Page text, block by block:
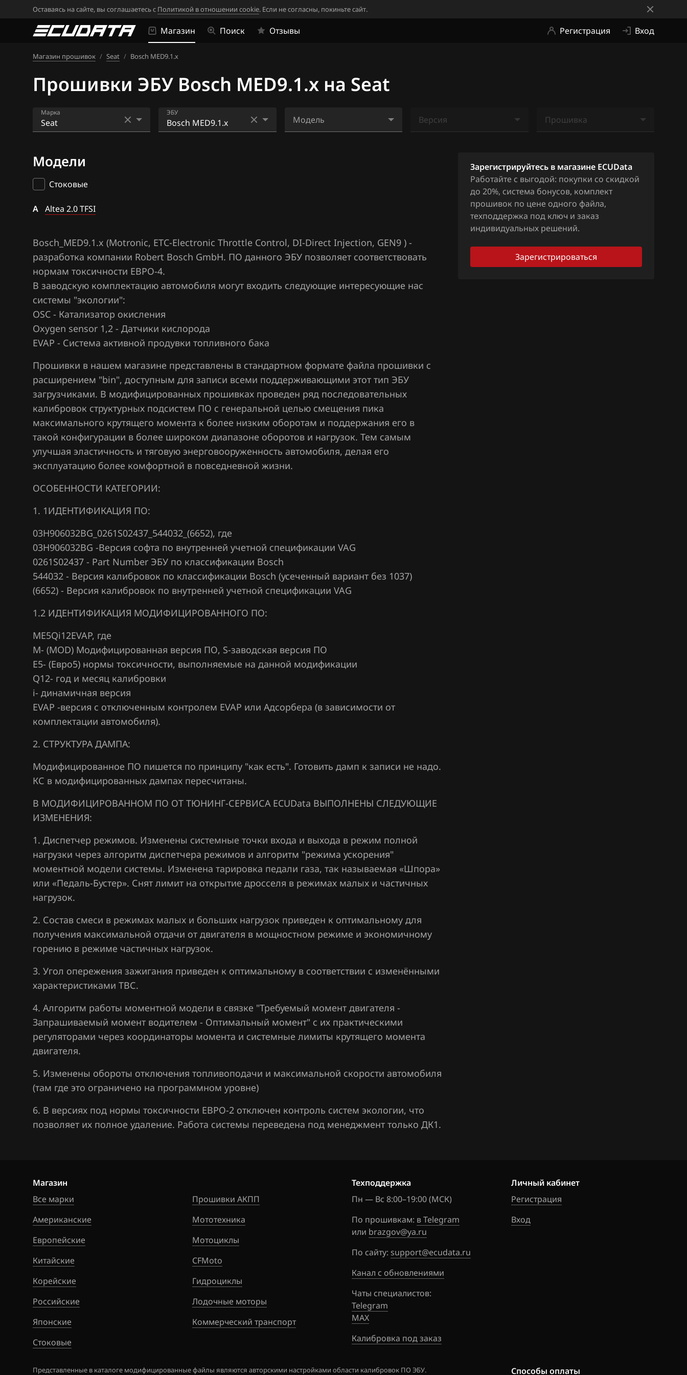
Оставаясь на сайте, вы соглашаетесь с Политикой в отношении cookie. Если не согласны, покиньте сайт.
Магазин Поиск Отзывы Регистрация Вход
Магазин прошивок / Seat / Bosch MED9.1.x
Прошивки ЭБУ Bosch MED9.1.x на Seat
Марка
Alfa Romeo
ATLAS
Audi
BAW
Bentley
BMW
Brilliance
BYD
Cadillac
Changan
Chenglong
Chery
Chevrolet
Chrysler
Citroen
Dacia
Daewoo
DAF
Derways
Dodge
Dongfeng
Exeed
Extreme moto
FAW
Fiat
Ford
Forthing
Geely
GMC
Great Wall
Groz
Haima
Haval
Hawtai
Honda
Howo
Hyundai
Infiniti
Isuzu
JAC
Jeep
Jetour
Kaiyi
Kia
King Long
KYC
Lancia
Land Rover
Lexus
Lifan
ЭБУ
Marelli IAW4xx
Simos 10xx
Модель
Версия
Прошивка
Модели
Стоковые
A Altea 2.0 TFSI
Bosch_MED9.1.x (Motronic, ETC-Electronic Throttle Control, DI-Direct Injection, GEN9 ) -
разработка компании Robert Bosch GmbH. ПО данного ЭБУ позволяет соответствовать
нормам токсичности ЕВРО-4.
В заводскую комплектацию автомобиля могут входить следующие интересующие нас
системы "экологии":
OSC - Катализатор окисления
Oxygen sensor 1,2 - Датчики кислорода
EVAP - Система активной продувки топливного бака
Прошивки в нашем магазине представлены в стандартном формате файла прошивки с
расширением "bin", доступным для записи всеми поддерживающими этот тип ЭБУ
загрузчиками. В модифицированных прошивках проведен ряд последовательных
калибровок структурных подсистем ПО с генеральной целью смещения пика
максимального крутящего момента к более низким оборотам и поддержания его в
такой конфигурации в более широком диапазоне оборотов и нагрузок. Тем самым
улучшая эластичность и тяговую энерговооруженность автомобиля, делая его
эксплуатацию более комфортной в повседневной жизни.
ОСОБЕННОСТИ КАТЕГОРИИ:
1. 1ИДЕНТИФИКАЦИЯ ПО:
03H906032BG_0261S02437_544032_(6652), где
03H906032BG -Версия софта по внутренней учетной спецификации VAG
0261S02437 - Part Number ЭБУ по классификации Bosch
544032 - Версия калибровок по классификации Bosch (усеченный вариант без 1037)
(6652) - Версия калибровок по внутренней учетной спецификации VAG
1.2 ИДЕНТИФИКАЦИЯ МОДИФИЦИРОВАННОГО ПО:
ME5Qi12EVAP, где
М- (MOD) Модифицированная версия ПО, S-заводская версия ПО
Е5- (Евро5) нормы токсичности, выполняемые на данной модификации
Q12- год и месяц калибровки
i- динамичная версия
EVAP -версия с отключенным контролем EVAP или Адсорбера (в зависимости от
комплектации автомобиля).
2. СТРУКТУРА ДАМПА:
Модифицированное ПО пишется по принципу "как есть". Готовить дамп к записи не надо.
КС в модифицированных дампах пересчитаны.
В МОДИФИЦИРОВАННОМ ПО ОТ ТЮНИНГ-СЕРВИСА ECUData ВЫПОЛНЕНЫ СЛЕДУЮЩИЕ
ИЗМЕНЕНИЯ:
1. Диспетчер режимов. Изменены системные точки входа и выхода в режим полной
нагрузки через алгоритм диспетчера режимов и алгоритм "режима ускорения"
моментной модели системы. Изменена тарировка педали газа, так называемая «Шпора»
или «Педаль-Бустер». Снят лимит на открытие дросселя в режимах малых и частичных
нагрузок.
2. Состав смеси в режимах малых и больших нагрузок приведен к оптимальному для
получения максимальной отдачи от двигателя в мощностном режиме и экономичному
горению в режиме частичных нагрузок.
3. Угол опережения зажигания приведен к оптимальному в соответствии с изменёнными
характеристиками ТВС.
4. Алгоритм работы моментной модели в связке "Требуемый момент двигателя -
Запрашиваемый момент водителем - Оптимальный момент" с их практическими
регуляторами через координаторы момента и системные лимиты крутящего момента
двигателя.
5. Изменены обороты отключения топливоподачи и максимальной скорости автомобиля
(там где это ограничено на программном уровне)
6. В версиях под нормы токсичности ЕВРО-2 отключен контроль систем экологии, что
позволяет их полное удаление. Работа системы переведена под менеджмент только ДК1.
Зарегистрируйтесь в магазине ECUData
Работайте с выгодой: покупки со скидкой
до 20%, система бонусов, комплект
прошивок по цене одного файла,
техподдержка под ключ и заказ
индивидуальных решений.
Зарегистрироваться
Магазин
Все марки
Американские
Европейские
Китайские
Корейские
Российские
Японские
Стоковые
Прошивки АКПП
Мототехника
Мотоциклы
CFMoto
Гидроциклы
Лодочные моторы
Коммерческий транспорт
Техподдержка
Пн — Вс 8:00–19:00 (МСК)
По прошивкам: в Telegram
или brazgov@ya.ru
По сайту: support@ecudata.ru
Канал с обновлениями
Чаты специалистов:
Telegram
MAX
Калибровка под заказ
Личный кабинет
Регистрация
Вход
Представленные в каталоге модифицированные файлы являются авторскими настройками области калибровок ПО ЭБУ. Способы оплаты